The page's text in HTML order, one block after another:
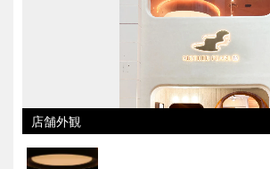
店舗外観